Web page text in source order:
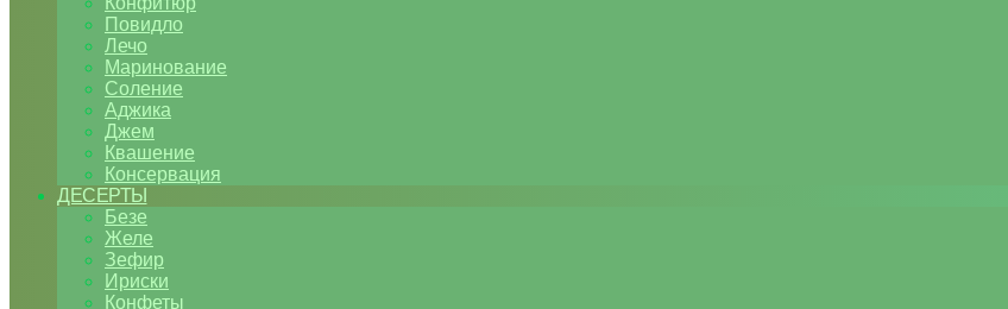
Повидло
Лечо
Маринование
Соление
Аджика
Джем
Квашение
Консервация
ДЕСЕРТЫ
Безе
Желе
Зефир
Ириски
Конфеты